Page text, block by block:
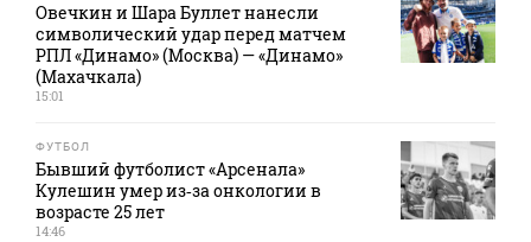
Овечкин и Шара Буллет нанесли
символический удар перед матчем
РПЛ «Динамо» (Москва) — «Динамо»
(Махачкала)
15:01
ФУТБОЛ
Бывший футболист «Арсенала»
Кулешин умер из‑за онкологии в
возрасте 25 лет
14:46